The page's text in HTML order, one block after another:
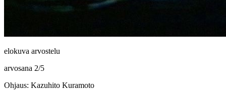
elokuva arvostelu
arvosana 2/5
Ohjaus: Kazuhito Kuramoto